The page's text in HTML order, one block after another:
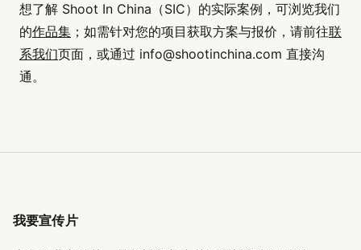
想了解 Shoot In China（SIC）的实际案例，可浏览我们
的作品集 ；如需针对您的项目获取方案与报价，请前往联
系我们页面，或通过 info@shootinchina.com 直接沟
通。
我要宣传片